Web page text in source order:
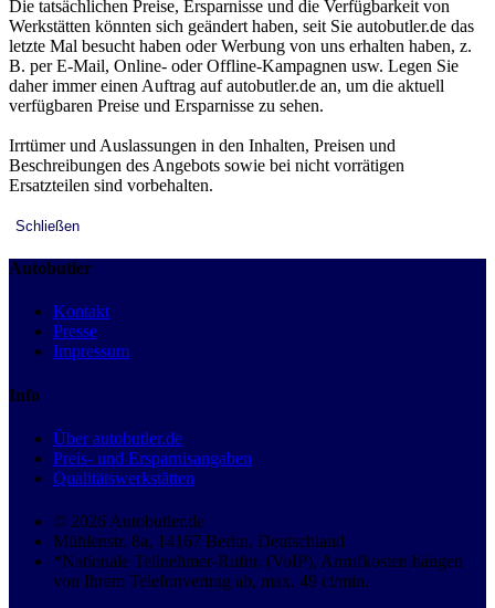
Die tatsächlichen Preise, Ersparnisse und die Verfügbarkeit von
Werkstätten könnten sich geändert haben, seit Sie autobutler.de das
letzte Mal besucht haben oder Werbung von uns erhalten haben, z.
B. per E-Mail, Online- oder Offline-Kampagnen usw. Legen Sie
daher immer einen Auftrag auf autobutler.de an, um die aktuell
verfügbaren Preise und Ersparnisse zu sehen.
Irrtümer und Auslassungen in den Inhalten, Preisen und
Beschreibungen des Angebots sowie bei nicht vorrätigen
Ersatzteilen sind vorbehalten.
Schließen
Autobutler
Kontakt
Presse
Impressum
Info
Über autobutler.de
Preis- und Ersparnisangaben
Qualitätswerkstätten
© 2026 Autobutler.de
Mühlenstr. 8a, 14167 Berlin, Deutschland
*Nationale Teilnehmer-Rufnr. (VoIP), Anrufkosten hängen
von Ihrem Telefonvertrag ab, max. 49 ct/min.